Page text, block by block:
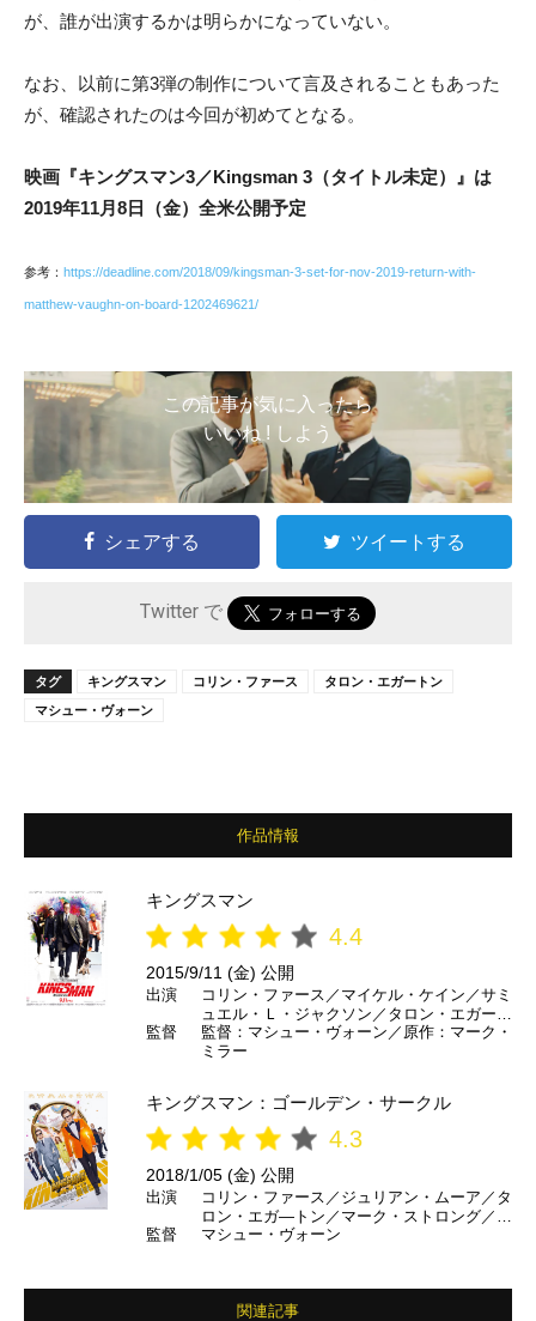
が、誰が出演するかは明らかになっていない。
なお、以前に第3弾の制作について言及されることもあった
が、確認されたのは今回が初めてとなる。
映画『キングスマン3／Kingsman 3（タイトル未定）』は
2019年11月8日（金）全米公開予定
参考： https://deadline.com/2018/09/kingsman-3-set-for-nov-2019-return-with-
matthew-vaughn-on-board-1202469621/
この記事が気に入ったら
いいね ! しよう
シェアする ツイートする
Twitter で
タグ キングスマン コリン・ファース
タロン・エガートン
マシュー・ヴォーン
作品情報
キングスマン
4.4
2015/9/11 (金) 公開
出演
コリン・ファース／マイケル・ケイン／サミ
ュエル・Ｌ・ジャクソン／タロン・エガート
ン／マーク・ストロング ほか
監督
監督：マシュー・ヴォーン／原作：マーク・
ミラー
キングスマン：ゴールデン・サークル
4.3
2018/1/05 (金) 公開
出演
コリン・ファース／ジュリアン・ムーア／タ
ロン・エガ―トン／マーク・ストロング／ハ
ル・ベリー／エルトン・ジョン／チャニン
村昴／中村悠一 ほか
監督 マシュー・ヴォーン
関連記事